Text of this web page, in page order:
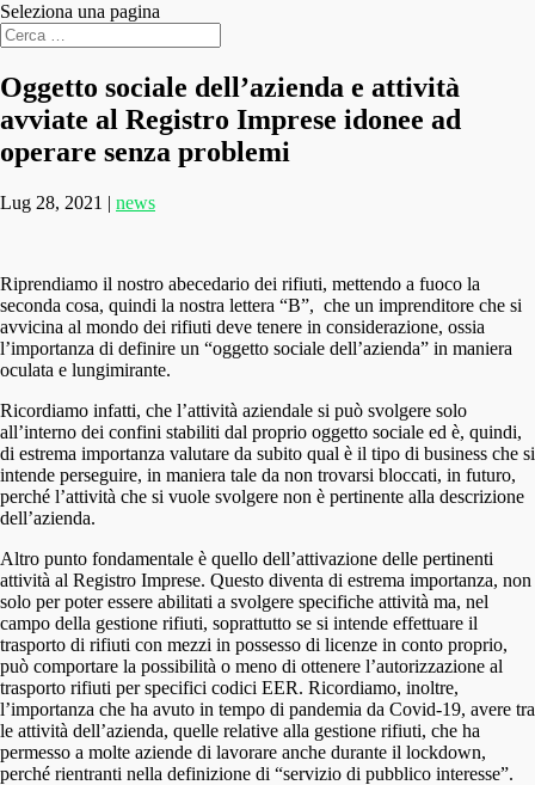
Seleziona una pagina
Oggetto sociale dell’azienda e attività
avviate al Registro Imprese idonee ad
operare senza problemi
Lug 28, 2021 | news
Riprendiamo il nostro abecedario dei rifiuti, mettendo a fuoco la
seconda cosa, quindi la nostra lettera “B”, che un imprenditore che si
avvicina al mondo dei rifiuti deve tenere in considerazione, ossia
l’importanza di definire un “oggetto sociale dell’azienda” in maniera
oculata e lungimirante.
Ricordiamo infatti, che l’attività aziendale si può svolgere solo
all’interno dei confini stabiliti dal proprio oggetto sociale ed è, quindi,
di estrema importanza valutare da subito qual è il tipo di business che si
intende perseguire, in maniera tale da non trovarsi bloccati, in futuro,
perché l’attività che si vuole svolgere non è pertinente alla descrizione
dell’azienda.
Altro punto fondamentale è quello dell’attivazione delle pertinenti
attività al Registro Imprese. Questo diventa di estrema importanza, non
solo per poter essere abilitati a svolgere specifiche attività ma, nel
campo della gestione rifiuti, soprattutto se si intende effettuare il
trasporto di rifiuti con mezzi in possesso di licenze in conto proprio,
può comportare la possibilità o meno di ottenere l’autorizzazione al
trasporto rifiuti per specifici codici EER. Ricordiamo, inoltre,
l’importanza che ha avuto in tempo di pandemia da Covid-19, avere tra
le attività dell’azienda, quelle relative alla gestione rifiuti, che ha
permesso a molte aziende di lavorare anche durante il lockdown,
perché rientranti nella definizione di “servizio di pubblico interesse”.